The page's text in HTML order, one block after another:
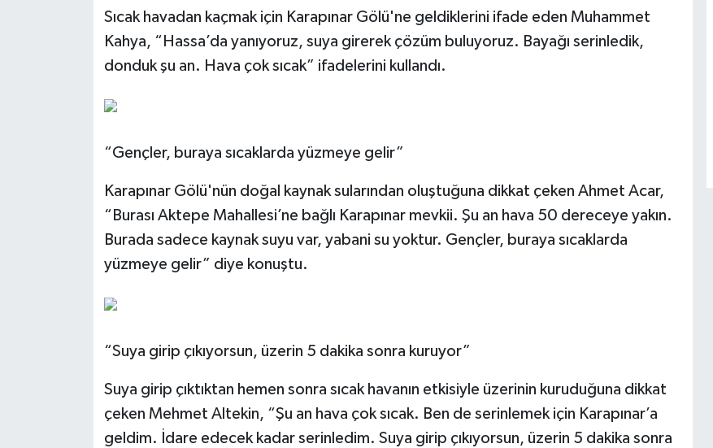
Sıcak havadan kaçmak için Karapınar Gölü'ne geldiklerini ifade eden Muhammet
Kahya, “Hassa’da yanıyoruz, suya girerek çözüm buluyoruz. Bayağı serinledik,
donduk şu an. Hava çok sıcak” ifadelerini kullandı.
“Gençler, buraya sıcaklarda yüzmeye gelir”
Karapınar Gölü'nün doğal kaynak sularından oluştuğuna dikkat çeken Ahmet Acar,
“Burası Aktepe Mahallesi’ne bağlı Karapınar mevkii. Şu an hava 50 dereceye yakın.
Burada sadece kaynak suyu var, yabani su yoktur. Gençler, buraya sıcaklarda
yüzmeye gelir” diye konuştu.
“Suya girip çıkıyorsun, üzerin 5 dakika sonra kuruyor”
Suya girip çıktıktan hemen sonra sıcak havanın etkisiyle üzerinin kuruduğuna dikkat
çeken Mehmet Altekin, “Şu an hava çok sıcak. Ben de serinlemek için Karapınar’a
geldim. İdare edecek kadar serinledim. Suya girip çıkıyorsun, üzerin 5 dakika sonra